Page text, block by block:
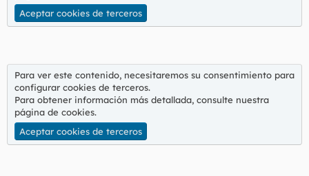
Aceptar cookies de terceros
Para ver este contenido, necesitaremos su consentimiento para
configurar cookies de terceros.
Para obtener información más detallada, consulte nuestra
página de cookies.
Aceptar cookies de terceros